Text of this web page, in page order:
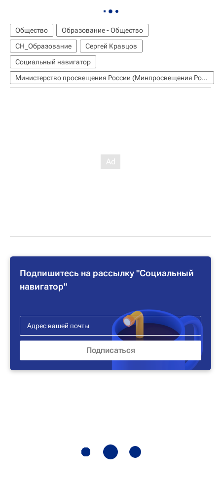
Общество
Образование - Общество
СН_Образование
Сергей Кравцов
Социальный навигатор
Министерство просвещения России (Минпросвещения России)
Подпишитесь на рассылку "Социальный
навигатор"